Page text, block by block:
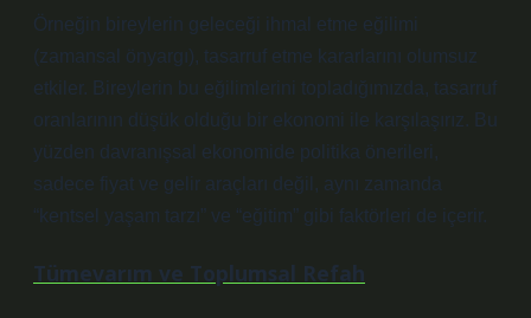
Örneğin bireylerin geleceği ihmal etme eğilimi
(zamansal önyargı), tasarruf etme kararlarını olumsuz
etkiler. Bireylerin bu eğilimlerini topladığımızda, tasarruf
oranlarının düşük olduğu bir ekonomi ile karşılaşırız. Bu
yüzden davranışsal ekonomide politika önerileri,
sadece fiyat ve gelir araçları değil, aynı zamanda
“kentsel yaşam tarzı” ve “eğitim” gibi faktörleri de içerir.
Tümevarım ve Toplumsal Refah